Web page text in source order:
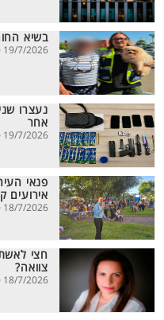
בשיא
19/7/2026 פלאשנט לוקאלי
נעצרו
אחר
19/7/2026 פלאשנט חוק ומשפט
פנאי
אירועים
18/7/2026 פלאשנט לוקאלי
חצי
צוואה?
18/7/2026 פלאשנט חוק ומשפט